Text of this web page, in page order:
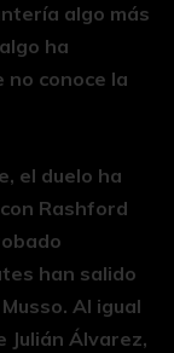
algo más
ha
no conoce la
el duelo ha
Rashford
han salido
Al igual
Julián Álvarez,